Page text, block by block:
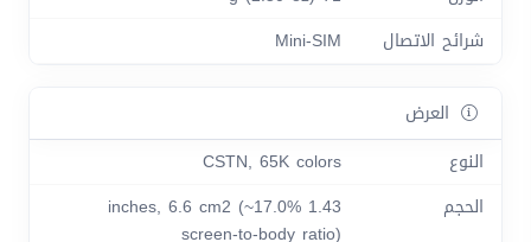
شرائح الاتصال
Mini-SIM
العرض
النوع
CSTN, 65K colors
الحجم
1.43 inches, 6.6 cm2 (~17.0%
screen-to-body ratio)